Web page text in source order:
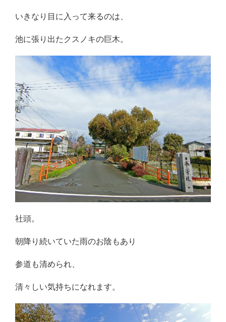
いきなり目に入って来るのは、
池に張り出たクスノキの巨木。
社頭。
朝降り続いていた雨のお陰もあり
参道も清められ、
清々しい気持ちになれます。